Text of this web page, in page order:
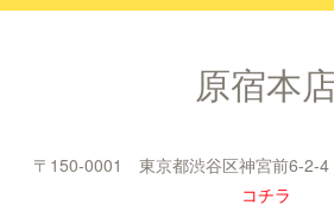
原宿本
〒150-0001 東京都渋谷区神宮前6-
コチラ